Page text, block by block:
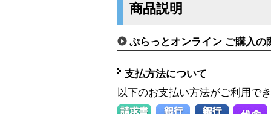
商品説明
ぷらっとオンライン ご購入の
支払方法について
以下のお支払い方法がご利用で